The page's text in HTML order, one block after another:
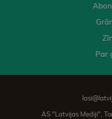
Par
AS "Latvijas Mediji",